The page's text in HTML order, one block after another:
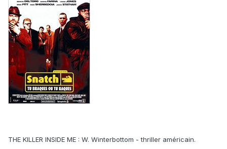
THE KILLER INSIDE ME : W. Winterbottom - thriller américain.